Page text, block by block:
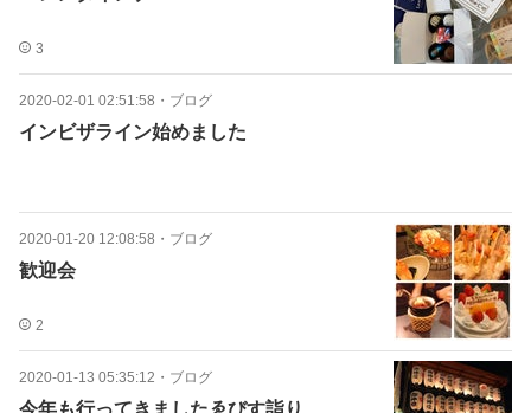
3
2020-02-01 02:51:58 ・ ブログ
インビザライン始めました
2020-01-20 12:08:58 ・ ブログ
歓迎会
2
2020-01-13 05:35:12 ・ ブログ
今年も行ってきましたゑびす詣り